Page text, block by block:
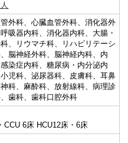
外科、心臓血管外科、消化器外
吸器内科、消化器内科、大腸・
、リウマチ科、リハビリテーシ
脳神経外科、脳神経内科、内
染症内科、糖尿病・内分泌内
児科、泌尿器科、皮膚科、耳鼻
科、麻酔科、放射線科、病理診
歯科、歯科口腔外科
CCU 6床 HCU12床・6床